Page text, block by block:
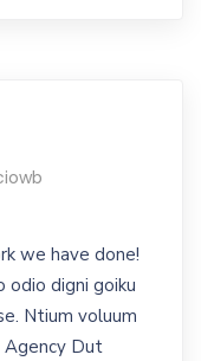
we have done!
odio digni goiku
Ntium voluum
Agency Dut